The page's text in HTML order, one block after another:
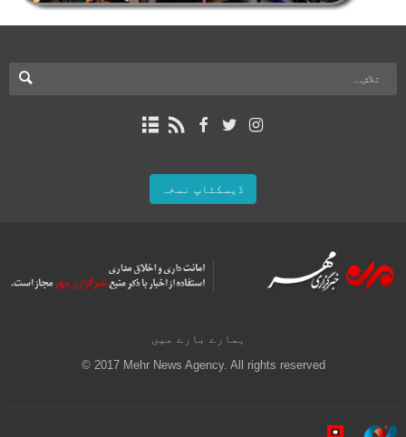
ڈیسکٹاپ نسخہ
ہمارے بارے میں
© 2017 Mehr News Agency. All rights reserved